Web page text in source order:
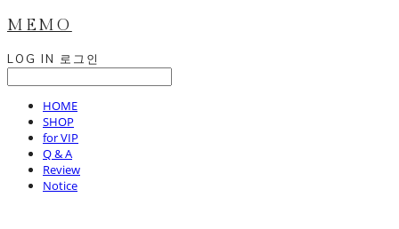
MEMO
LOG IN 로그인
HOME
SHOP
for VIP
Q & A
Review
Notice